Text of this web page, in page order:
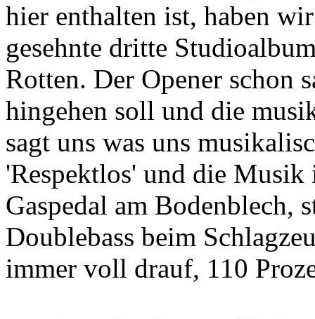
hier enthalten ist, haben
gesehnte dritte
Rotten. Der Opener schon
hingehen soll und die
sagt uns was uns
'Respektlos' und die
Gaspedal am Bodenblech,
Doublebass beim
immer voll drauf, 110